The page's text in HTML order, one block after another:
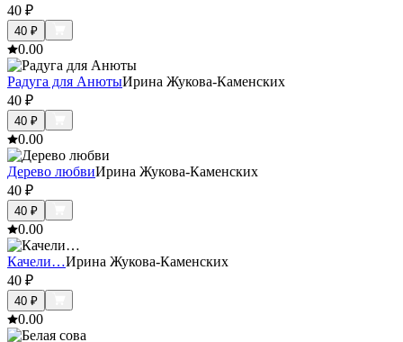
40 ₽
40 ₽
0.00
Радуга для АнютыИрина Жукова-Каменских
40 ₽
40 ₽
0.00
Дерево любвиИрина Жукова-Каменских
40 ₽
40 ₽
0.00
Качели…Ирина Жукова-Каменских
40 ₽
40 ₽
0.00